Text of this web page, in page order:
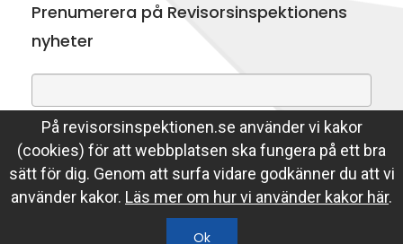
På revisorsinspektionen.se använder vi kakor
(cookies) för att webbplatsen ska fungera på ett bra
sätt för dig. Genom att surfa vidare godkänner du att vi
använder kakor. Läs mer om hur vi använder kakor här.
Prenumerera på Revisorsinspektionens
nyheter
Genom att prenumerera på nyheter godkänner du att
Revisorsinspektionen lagrar din e-postadress.
Läs mer